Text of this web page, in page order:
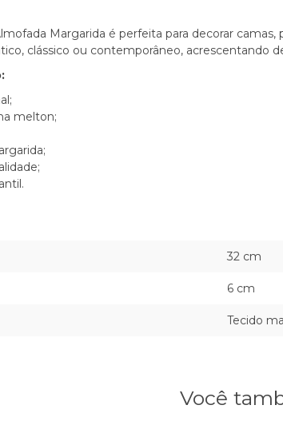
Margarida é perfeita para decorar
clássico ou contemporâneo, acrescentando
melton;
32 cm
6 cm
Tecido
Você